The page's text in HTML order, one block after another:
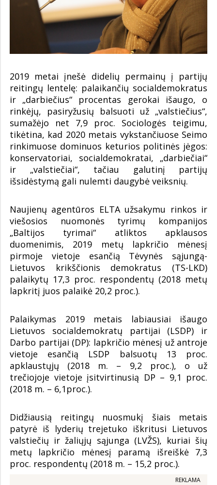
2019 metai įnešė didelių permainų į partijų
reitingų lentelę: palaikančių socialdemokratus
ir „darbiečius“ procentas gerokai išaugo, o
rinkėjų, pasiryžusių balsuoti už „valstiečius“,
sumažėjo net 7,9 proc. Sociologės teigimu,
tikėtina, kad 2020 metais vykstančiuose Seimo
rinkimuose dominuos keturios politinės jėgos:
konservatoriai, socialdemokratai, „darbiečiai“
ir „valstiečiai“, tačiau galutinį partijų
išsidėstymą gali nulemti daugybė veiksnių.
Naujienų agentūros ELTA užsakymu rinkos ir
viešosios nuomonės tyrimų kompanijos
„Baltijos tyrimai“ atliktos apklausos
duomenimis, 2019 metų lapkričio mėnesį
pirmoje vietoje esančią Tėvynės sąjungą-
Lietuvos krikščionis demokratus (TS-LKD)
palaikytų 17,3 proc. respondentų (2018 metų
lapkritį juos palaikė 20,2 proc.).
Palaikymas 2019 metais labiausiai išaugo
Lietuvos socialdemokratų partijai (LSDP) ir
Darbo partijai (DP): lapkričio mėnesį už antroje
vietoje esančią LSDP balsuotų 13 proc.
apklaustųjų (2018 m. – 9,2 proc.), o už
trečiojoje vietoje įsitvirtinusią DP – 9,1 proc.
(2018 m. – 6,1proc.).
Didžiausią reitingų nuosmukį šiais metais
patyrė iš lyderių trejetuko iškritusi Lietuvos
valstiečių ir žaliųjų sąjunga (LVŽS), kuriai šių
metų lapkričio mėnesį paramą išreiškė 7,3
proc. respondentų (2018 m. – 15,2 proc.).
REKLAMA